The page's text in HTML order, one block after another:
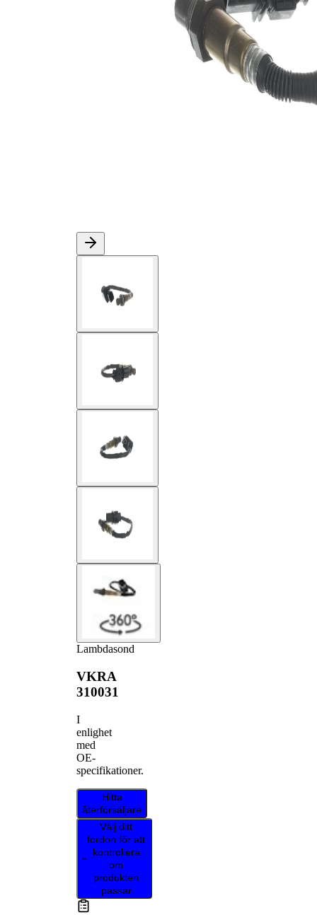
Lambdasond
VKRA
310031
I
enlighet
med
OE-
specifikationer.
Hitta
återförsäljare
Välj ditt
fordon för att
kontrollera
om
produkten
passar